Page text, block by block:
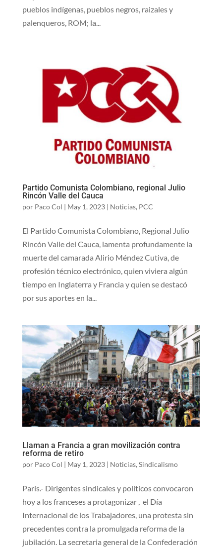
pueblos indígenas, pueblos negros, raizales y
palenqueros, ROM; la...
Partido Comunista Colombiano, regional Julio
Rincón Valle del Cauca
por Paco Col | May 1, 2023| Noticias, PCC
El Partido Comunista Colombiano, Regional Julio
Rincón Valle del Cauca, lamenta profundamente la
muerte del camarada Alirio Méndez Cutiva, de
profesión técnico electrónico, quien viviera algún
tiempo en Inglaterra y Francia y quien se destacó
por sus aportes en la...
Llaman a Francia a gran movilización contra
reforma de retiro
por Paco Col | May 1, 2023| Noticias, Sindicalismo
París.- Dirigentes sindicales y políticos convocaron
hoy a los franceses a protagonizar , el Día
Internacional de los Trabajadores, una protesta sin
precedentes contra la promulgada reforma de la
jubilación. La secretaria general de la Confederación